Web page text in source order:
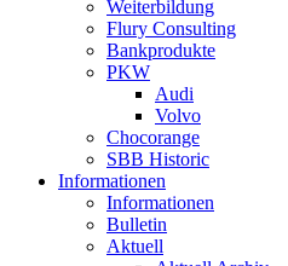
Weiterbildung
Flury Consulting
Bankprodukte
PKW
Audi
Volvo
Chocorange
SBB Historic
Informationen
Informationen
Bulletin
Aktuell